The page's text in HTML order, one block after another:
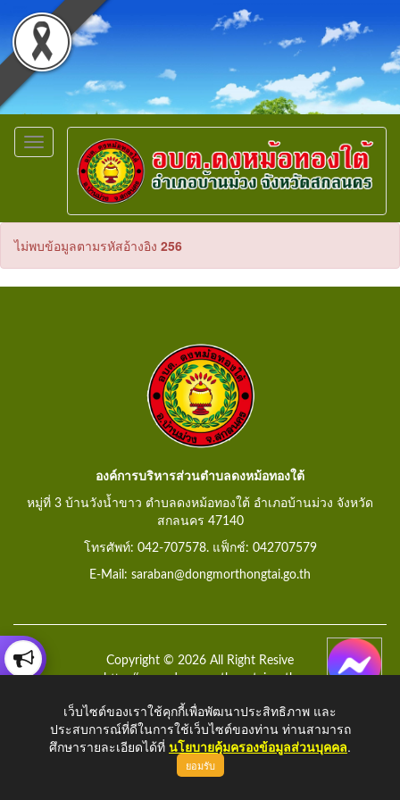
Toggle
navigation
ไม่พบข้อมูลตามรหัสอ้างอิง 256
องค์การบริหารส่วนตำบลดงหม้อทองใต้
หมู่ที่ 3 บ้านวังน้ำขาว ตำบลดงหม้อทองใต้ อำเภอบ้านม่วง จังหวัด
สกลนคร 47140
โทรศัพท์: 042-707578. แฟ็กช์: 042707579
E-Mail: saraban@dongmorthongtai.go.th
Copyright © 2026 All Right Resive
http://www.dongmorthongtai.go.th
เว็บไซต์ของเราใช้คุกกี้เพื่อพัฒนาประสิทธิภาพ และ
ประสบการณ์ที่ดีในการใช้เว็บไซต์ของท่าน ท่านสามารถ
ศึกษารายละเอียดได้ที่ นโยบายคุ้มครองข้อมูลส่วนบุคคล.
ยอมรับ